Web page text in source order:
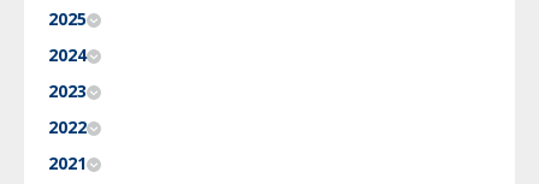
2025
2024
2023
2022
2021